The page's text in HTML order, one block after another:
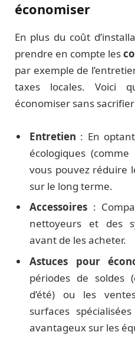
économiser
En plus du coût
prendre en compte les
par exemple de
taxes locales. Voici
économiser sans
Entretien : En
écologiques
vous pouvez réduire
sur le long terme.
Accessoires :
nettoyeurs et des
avant de les acheter.
Astuces pour
périodes de soldes
d’été) ou les
surfaces
avantageux sur les